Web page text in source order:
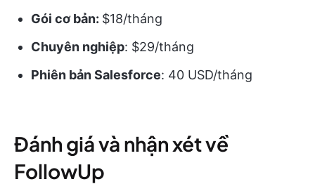
Gói cơ bản: $18/tháng
Chuyên nghiệp: $29/tháng
Phiên bản Salesforce: 40 USD/tháng
Đánh giá và nhận xét về
FollowUp